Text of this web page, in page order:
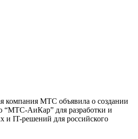
компания МТС объявила о создании
“МТС-АиКар” для разработки и
и IT-решений для российского